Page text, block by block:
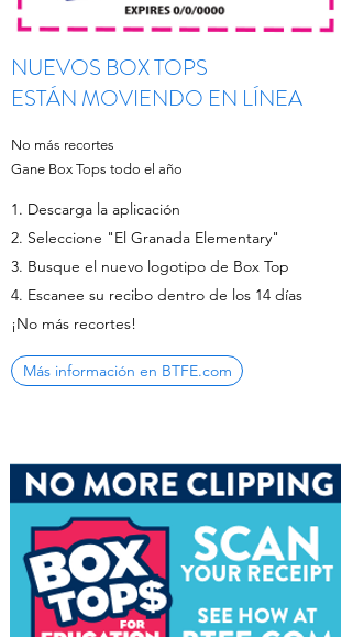
NUEVOS BOX TOPS
ESTÁN MOVIENDO EN LÍNEA
No más recortes
Gane Box Tops todo el año
1. Descarga la aplicación
2. Seleccione "El Granada Elementary"
3. Busque el nuevo logotipo de Box Top
4. Escanee su recibo dentro de los 14 días
¡No más recortes!
Más información en BTFE.com